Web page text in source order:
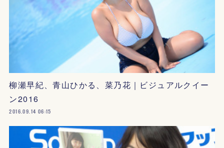
柳瀬早紀、青山ひかる、菜乃花｜ビジュアルクイー
ン2016
2016.09.14 06:15